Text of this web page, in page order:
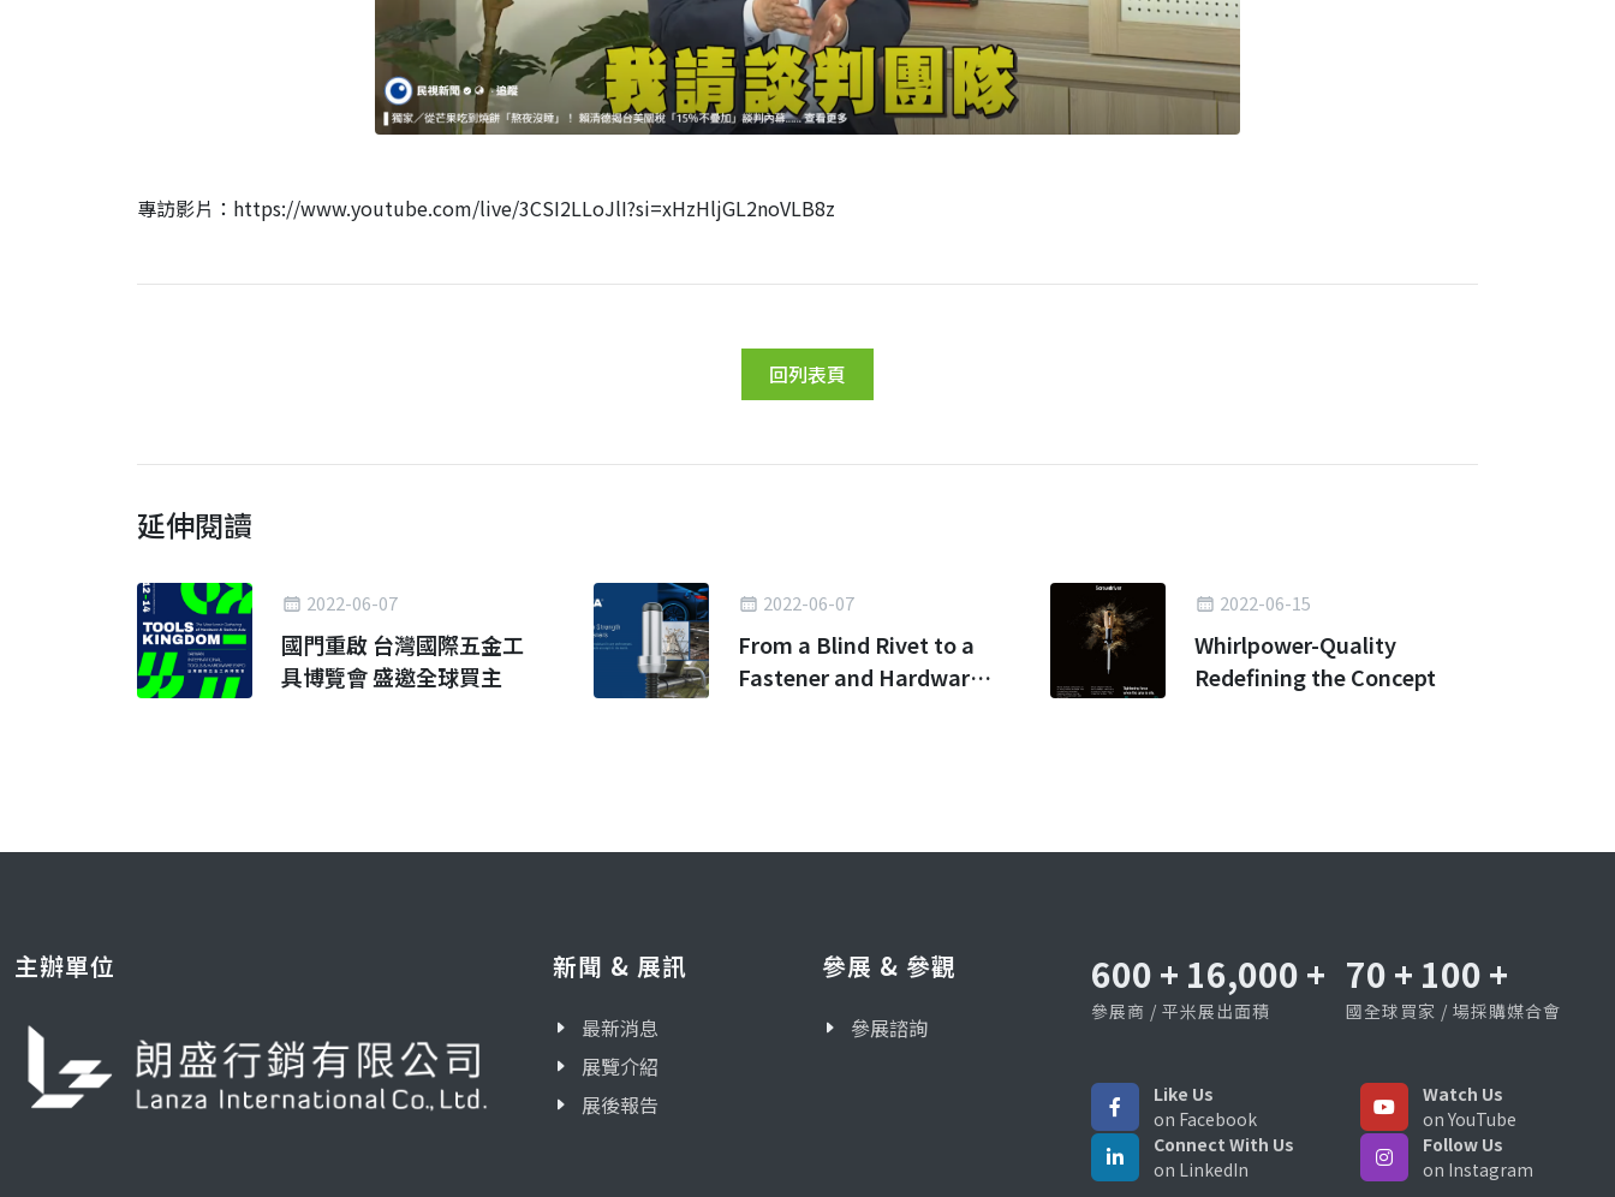
專訪影片：https://www.youtube.com/live/3CSI2LLoJlI?si=xHzHljGL2noVLB8z
回列表頁
延伸閱讀
2022-06-07
國門重啟 台灣國際五金工
具博覽會 盛邀全球買主
2022-06-07
From a Blind Rivet to a
Fastener and Hardware
2022-06-15
Whirlpower-Quality
Redefining the Concept
主辦單位 新聞 & 展訊
最新消息
展覽介紹
展後報告
參展 & 參觀
參展諮詢
600 + 16,000 +
參展商 / 平米展出面積
70 + 100 +
國全球買家 / 場採購媒合會
Like Us
on Facebook
Watch Us
on YouTube
Connect With Us
on LinkedIn
Follow Us
on Instagram